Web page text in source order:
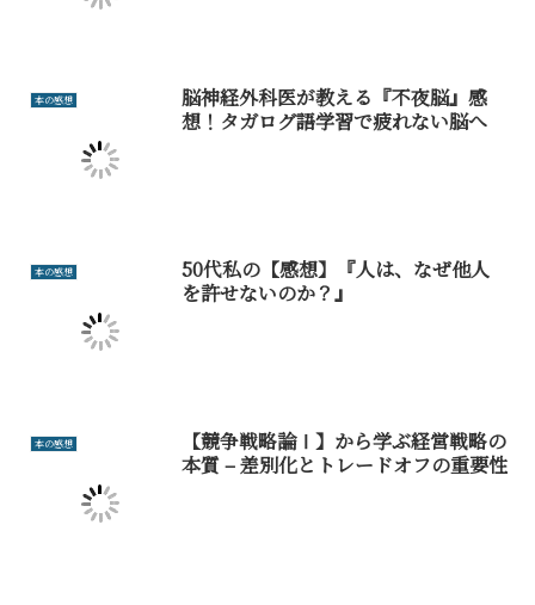
本の感想
脳神経外科医が教える『不夜脳』感
想！タガログ語学習で疲れない脳へ
本の感想
50代私の【感想】『人は、なぜ他人
を許せないのか？』
本の感想
【競争戦略論Ⅰ】から学ぶ経営戦略の
本質 – 差別化とトレードオフの重要性